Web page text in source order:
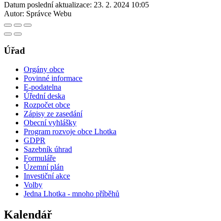
Datum poslední aktualizace: 23. 2. 2024 10:05
Autor: Správce Webu
Úřad
Orgány obce
Povinné informace
E-podatelna
Úřední deska
Rozpočet obce
Zápisy ze zasedání
Obecní vyhlášky
Program rozvoje obce Lhotka
GDPR
Sazebník úhrad
Formuláře
Územní plán
Investiční akce
Volby
Jedna Lhotka - mnoho příběhů
Kalendář